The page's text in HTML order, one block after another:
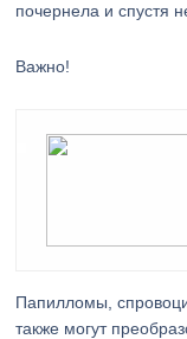
почернела и спустя
Важно!
Папилломы,
также могут